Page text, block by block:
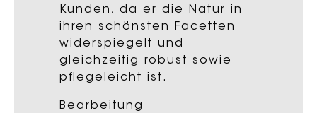
Kunden, da er die Natur in
ihren schönsten Facetten
widerspiegelt und
gleichzeitig robust sowie
pflegeleicht ist.
Bearbeitung